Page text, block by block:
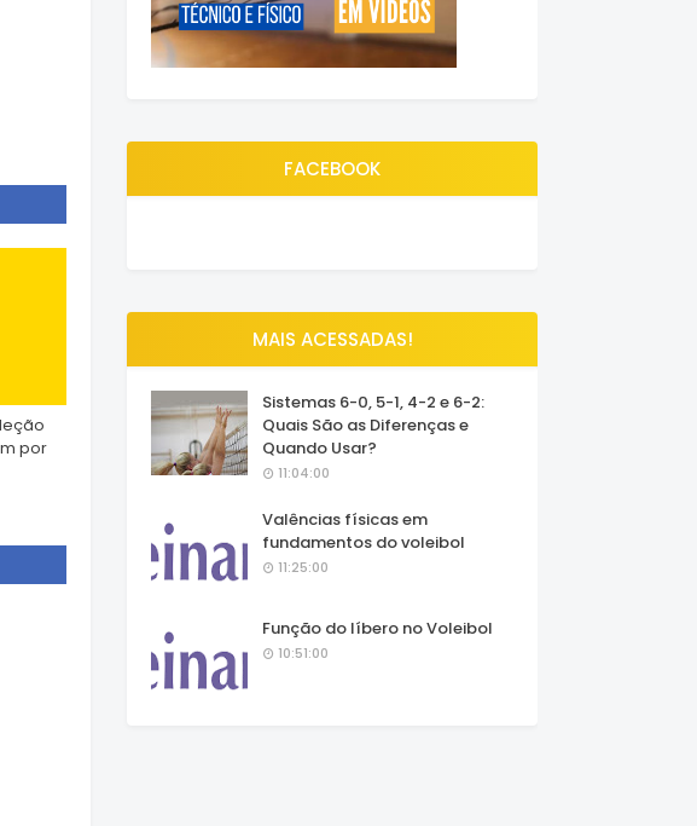
por
FACEBOOK
MAIS ACESSADAS!
Sistemas 6-0, 5-1, 4-2 e 6-2:
Quais São as Diferenças e
Quando Usar?
11:04:00
Valências físicas em
fundamentos do voleibol
11:25:00
Função do líbero no Voleibol
10:51:00